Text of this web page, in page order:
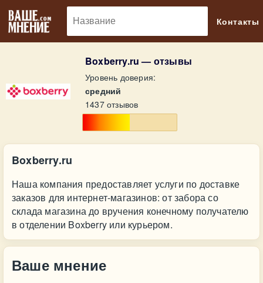
Контакты
Boxberry.ru — отзывы
Уровень доверия:
средний
1437 отзывов
Boxberry.ru
Наша компания предоставляет услуги по доставке
заказов для интернет-магазинов: от забора со
склада магазина до вручения конечному получателю
в отделении Boxberry или курьером.
Ваше мнение